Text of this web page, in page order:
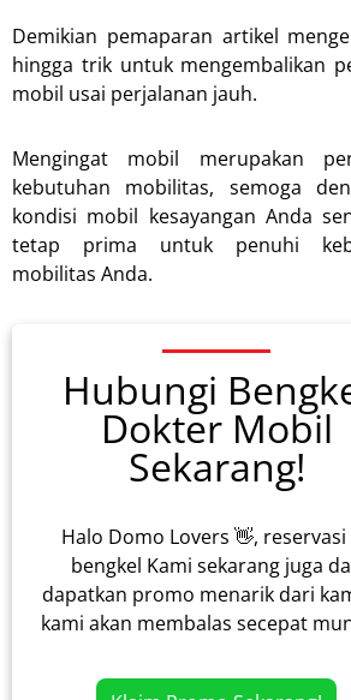
Demikian pemaparan artikel
hingga trik untuk mengembalikan
mobil usai perjalanan jauh.
Mengingat mobil merupakan
kebutuhan mobilitas, semoga
kondisi mobil kesayangan Anda
tetap prima untuk penuhi
mobilitas Anda.
Hubungi
Dokter Mobil
Sekarang!
Halo Domo Lovers 👋, reservasi
bengkel Kami sekarang juga
dapatkan promo menarik dari
kami akan membalas secepat